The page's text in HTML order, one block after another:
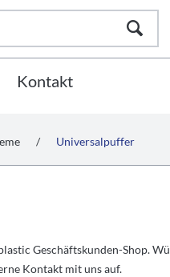
Kontakt
/ Universalpuffer
Geschäftskunden-Shop.
Kontakt mit uns auf.